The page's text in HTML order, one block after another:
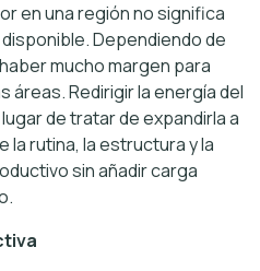
en una región no significa
Dependiendo de
mucho margen para
áreas. Redirigir la energía del
de tratar de expandirla a
la rutina, la estructura y la
sin añadir carga